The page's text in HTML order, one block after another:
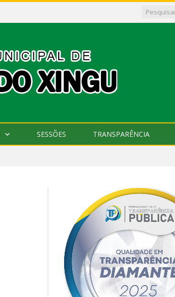
SESSÕES TRANSPARÊNCIA